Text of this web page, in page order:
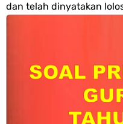
Panduan GOOGLE
Bank Soal ASAT/PAT Kelas 5
Bank Soal PAT Kelas 6 SD/MI
dan telah dinyatakan